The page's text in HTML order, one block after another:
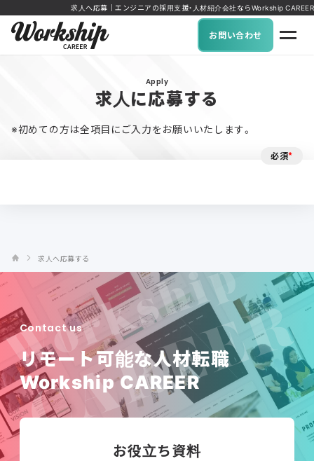
求人へ応募｜エンジニアの採用支援・人材紹介会社ならWorkship CAREER
お問い合わせ
Apply
求人に応募する
※初めての方は全項目にご入力をお願いいたします。
必須*
求人へ応募する
Contact us
リモート可能な人材転職
Workship CAREER
お役立ち資料